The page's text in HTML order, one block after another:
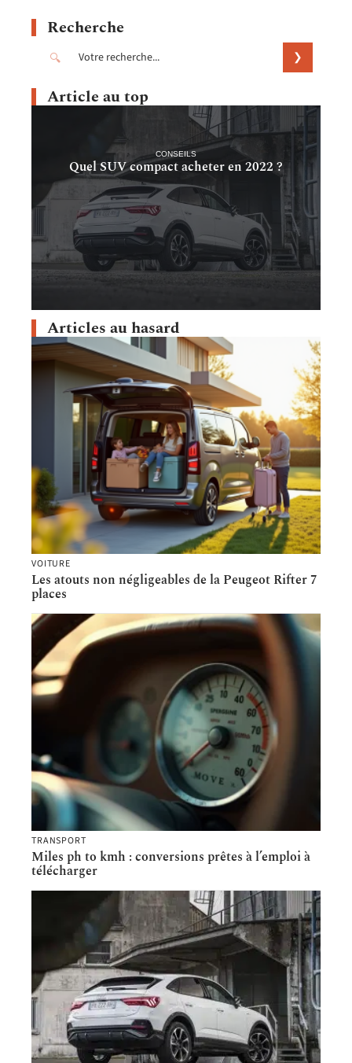
Recherche
Article au top
CONSEILS
Quel SUV compact acheter en 2022 ?
Articles au hasard
VOITURE
Les atouts non négligeables de la Peugeot Rifter 7
places
TRANSPORT
Miles ph to kmh : conversions prêtes à l’emploi à
télécharger